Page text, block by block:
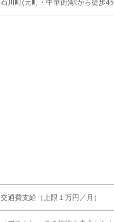
石川町(元町・中華街)駅から徒歩4
交通費支給（上限１万円／月）